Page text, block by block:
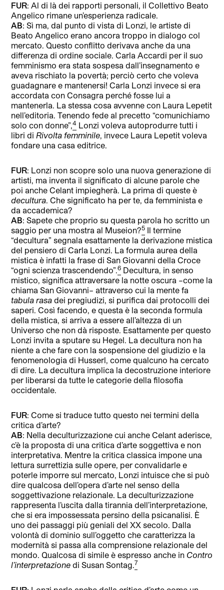
FUR: Al di là dei rapporti personali, il Collettivo Beato
Angelico rimane un’esperienza radicale.
AB: Sì ma, dal punto di vista di Lonzi, le artiste di
Beato Angelico erano ancora troppo in dialogo col
mercato. Questo conflitto derivava anche da una
differenza di ordine sociale. Carla Accardi per il suo
femminismo era stata sospesa dall’insegnamento e
aveva rischiato la povertà; perciò certo che voleva
guadagnare e mantenersi! Carla Lonzi invece si era
accordata con Consagra perché fosse lui a
mantenerla. La stessa cosa avvenne con Laura Lepetit
nell’editoria. Tenendo fede al precetto “comunichiamo
solo con donne”,4 Lonzi voleva autoprodurre tutti i
libri diRivolta femminile, invece Laura Lepetit voleva
fondare una casa editrice.
FUR: Lonzi non scopre solo una nuova generazione di
artisti, ma inventa il significato di alcune parole che
poi anche Celant impiegherà. La prima di queste è
decultura. Che significato ha per te, da femminista e
da accademica?
AB: Sapete che proprio su questa parola ho scritto un
saggio per una mostra al Museion?5 Il termine
“decultura” segnala esattamente la derivazione mistica
del pensiero di Carla Lonzi. La formula aurea della
mistica è infatti la frase di San Giovanni della Croce
“ogni scienza trascendendo”.6 Decultura, in senso
mistico, significa attraversare la notte oscura –come la
chiama San Giovanni– attraverso cui la mente fa
tabula rasa dei pregiudizi, si purifica dai protocolli dei
saperi. Così facendo, e questa è la seconda formula
della mistica, si arriva a essere all’altezza di un
Universo che non dà risposte. Esattamente per questo
Lonzi invita a sputare su Hegel. La decultura non ha
niente a che fare con la sospensione del giudizio e la
fenomenologia di Husserl, come qualcuno ha cercato
di dire. La decultura implica la decostruzione interiore
per liberarsi da tutte le categorie della filosofia
occidentale.
FUR: Come si traduce tutto questo nei termini della
critica d’arte?
AB: Nella deculturizzazione cui anche Celant aderisce,
c’è la proposta di una critica d’arte soggettiva e non
interpretativa. Mentre la critica classica impone una
lettura surrettizia sulle opere, per convalidarle e
poterle imporre sul mercato, Lonzi intuisce che si può
dire qualcosa dell’opera d’arte nel senso della
soggettivazione relazionale. La deculturizzazione
rappresenta l’uscita dalla tirannia dell’interpretazione,
che si era impossessata persino della psicanalisi. È
uno dei passaggi più geniali del XX secolo. Dalla
volontà di dominio sull’oggetto che caratterizza la
modernità si passa alla comprensione relazionale del
mondo. Qualcosa di simile è espresso anche in Contro
l’interpretazione di Susan Sontag.7